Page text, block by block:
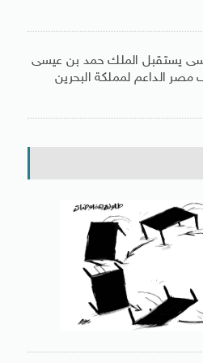
يستقبل الملك حمد بن عيسى
الداعم لمملكة البحرين